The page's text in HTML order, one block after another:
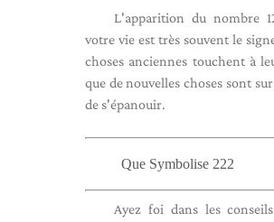
L'apparition du nombre
votre vie est très souvent le
choses anciennes touchent à
que de nouvelles choses sont
de s'épanouir.
Que Symbolise 222
Ayez foi dans les